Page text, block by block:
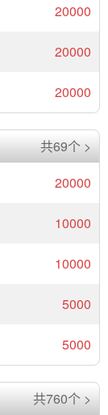
20000
20000
20000
共69个 >
20000
10000
10000
5000
5000
共760个 >